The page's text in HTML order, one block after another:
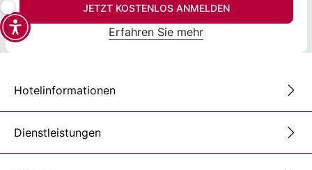
JETZT KOSTENLOS ANMELDEN
Erfahren Sie mehr
Hotelinformationen
Dienstleistungen